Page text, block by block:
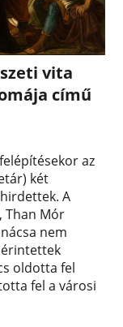
vita
című
az
két
A
Than Mór
nem
érintettek
oldotta fel
fel a városi